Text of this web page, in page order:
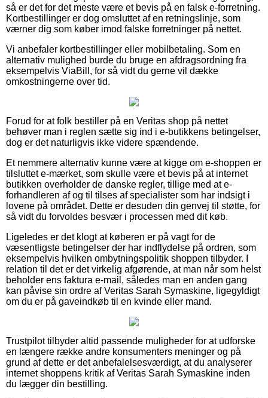
så er det for det meste være et bevis på en falsk e-forretning.
Kortbestillinger er dog omsluttet af en retningslinje, som
værner dig som køber imod falske forretninger på nettet.
Vi anbefaler kortbestillinger eller mobilbetaling. Som en
alternativ mulighed burde du bruge en afdragsordning fra
eksempelvis ViaBill, for så vidt du gerne vil dække
omkostningerne over tid.
Forud for at folk bestiller på en Veritas shop på nettet
behøver man i reglen sætte sig ind i e-butikkens betingelser,
dog er det naturligvis ikke videre spændende.
Et nemmere alternativ kunne være at kigge om e-shoppen er
tilsluttet e-mærket, som skulle være et bevis på at internet
butikken overholder de danske regler, tillige med at e-
forhandleren af og til tilses af specialister som har indsigt i
lovene på området. Dette er desuden din genvej til støtte, for
så vidt du forvoldes besvær i processen med dit køb.
Ligeledes er det klogt at køberen er på vagt for de
væsentligste betingelser der har indflydelse på ordren, som
eksempelvis hvilken ombytningspolitik shoppen tilbyder. I
relation til det er det virkelig afgørende, at man når som helst
beholder ens faktura e-mail, således man en anden gang
kan påvise sin ordre af Veritas Sarah Symaskine, ligegyldigt
om du er på gaveindkøb til en kvinde eller mand.
Trustpilot tilbyder altid passende muligheder for at udforske
en længere række andre konsumenters meninger og på
grund af dette er det anbefalelsesværdigt, at du analyserer
internet shoppens kritik af Veritas Sarah Symaskine inden
du lægger din bestilling.